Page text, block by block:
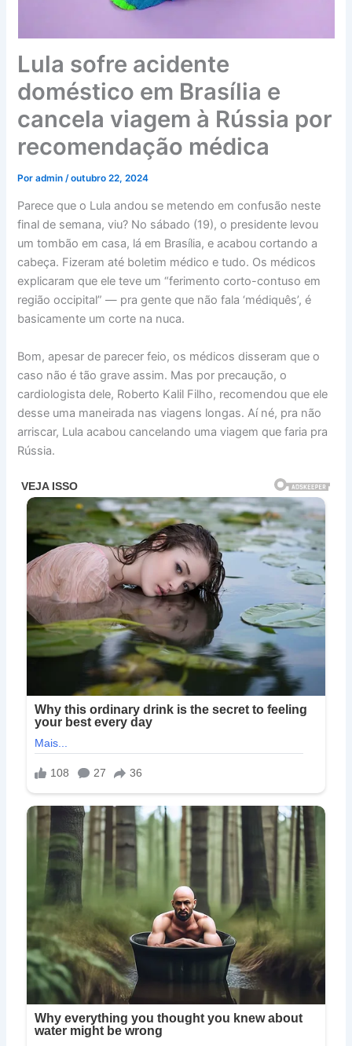
Lula sofre acidente
doméstico em Brasília e
cancela viagem à Rússia por
recomendação médica
Poradmin/outubro 22, 2024
Parece que o Lula andou se metendo em confusão neste
final de semana, viu? No sábado (19), o presidente levou
um tombão em casa, lá em Brasília, e acabou cortando a
cabeça. Fizeram até boletim médico e tudo. Os médicos
explicaram que ele teve um “ferimento corto-contuso em
região occipital” — pra gente que não fala ‘médiquês’, é
basicamente um corte na nuca.
Bom, apesar de parecer feio, os médicos disseram que o
caso não é tão grave assim. Mas por precaução, o
cardiologista dele, Roberto Kalil Filho, recomendou que ele
desse uma maneirada nas viagens longas. Aí né, pra não
arriscar, Lula acabou cancelando uma viagem que faria pra
Rússia.